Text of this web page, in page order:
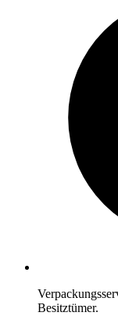
Besitztümer.